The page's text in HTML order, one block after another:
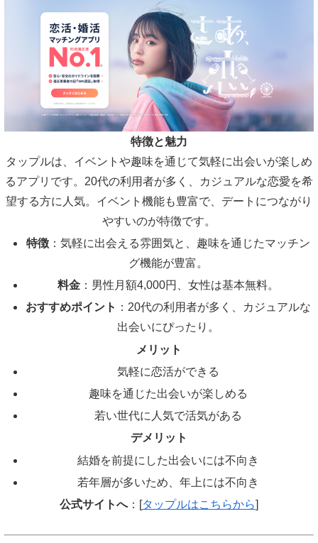
特徴と魅力
タップルは、イベントや趣味を通じて気軽に出会いが楽しめ
るアプリです。20代の利用者が多く、カジュアルな恋愛を希
望する方に人気。イベント機能も豊富で、デートにつながり
やすいのが特徴です。
特徴 ：気軽に出会える雰囲気と、趣味を通じたマッチン
グ機能が豊富。
料金 ：男性月額4,000円、女性は基本無料。
おすすめポイント ：20代の利用者が多く、カジュアルな
出会いにぴったり。
メリット
気軽に恋活ができる
趣味を通じた出会いが楽しめる
若い世代に人気で活気がある
デメリット
結婚を前提にした出会いには不向き
若年層が多いため、年上には不向き
公式サイトへ：[タップルはこちらから]